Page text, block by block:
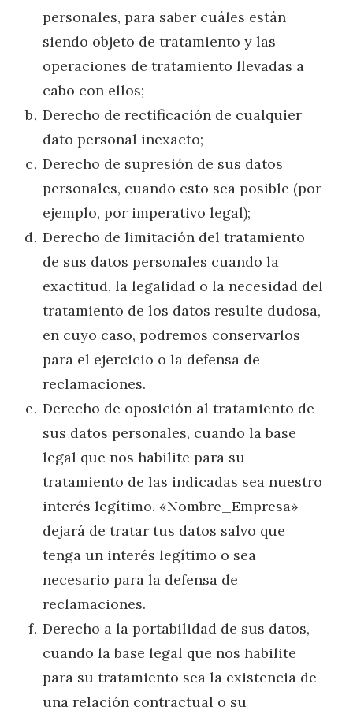
personales, para saber cuáles están
siendo objeto de tratamiento y las
operaciones de tratamiento llevadas a
cabo con ellos;
Derecho de rectificación de cualquier
dato personal inexacto;
Derecho de supresión de sus datos
personales, cuando esto sea posible (por
ejemplo, por imperativo legal);
Derecho de limitación del tratamiento
de sus datos personales cuando la
exactitud, la legalidad o la necesidad del
tratamiento de los datos resulte dudosa,
en cuyo caso, podremos conservarlos
para el ejercicio o la defensa de
reclamaciones.
Derecho de oposición al tratamiento de
sus datos personales, cuando la base
legal que nos habilite para su
tratamiento de las indicadas sea nuestro
interés legítimo. «Nombre_Empresa»
dejará de tratar tus datos salvo que
tenga un interés legítimo o sea
necesario para la defensa de
reclamaciones.
Derecho a la portabilidad de sus datos,
cuando la base legal que nos habilite
para su tratamiento sea la existencia de
una relación contractual o su